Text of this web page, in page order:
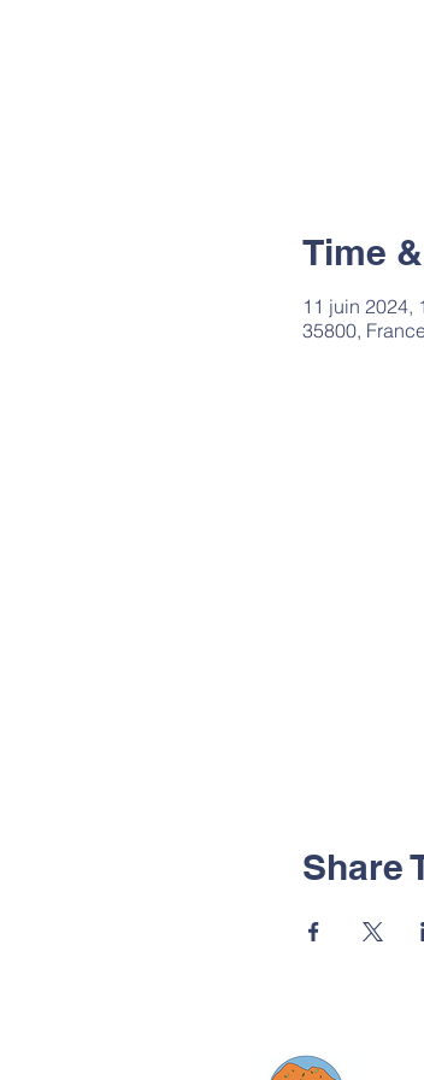
Time
11 juin 2024,
35800,
Share